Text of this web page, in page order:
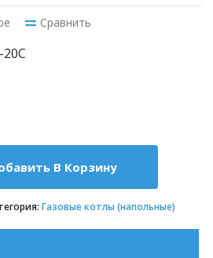
Сравнить
В Корзину
Газовые котлы (напольные)